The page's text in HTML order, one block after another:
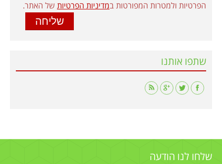
הפרטיות ולמטרות המפורטות במדיניות הפרטיות של האתר.
שתפו אותנו
Find us on:
שלחו לנו הודעה